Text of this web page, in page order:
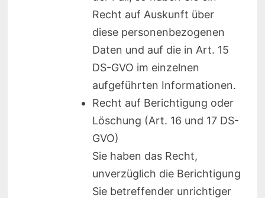
Recht auf Auskunft über
diese personenbezogenen
Daten und auf die in Art. 15
DS-GVO im einzelnen
aufgeführten Informationen.
Recht auf Berichtigung oder
Löschung (Art. 16 und 17 DS-
GVO)
Sie haben das Recht,
unverzüglich die Berichtigung
Sie betreffender unrichtiger